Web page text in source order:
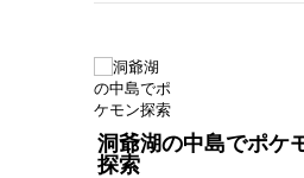
洞爺湖の中島でポケ
探索